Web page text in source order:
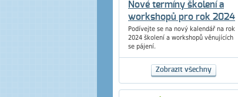
Nové termíny školení a
workshopů pro rok 2024
Podívejte se na nový kalendář na rok
2024 školení a workshopů věnujících
se pájení.
Zobrazit všechny